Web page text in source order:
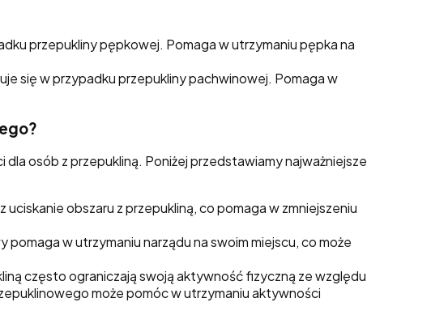
przepukliny pępkowej. Pomaga w utrzymaniu pępka na
się w przypadku przepukliny pachwinowej. Pomaga w
osób z przepukliną. Poniżej przedstawiamy najważniejsze
uciskanie obszaru z przepukliną, co pomaga w zmniejszeniu
pomaga w utrzymaniu narządu na swoim miejscu, co może
często ograniczają swoją aktywność fizyczną ze względu
może pomóc w utrzymaniu aktywności